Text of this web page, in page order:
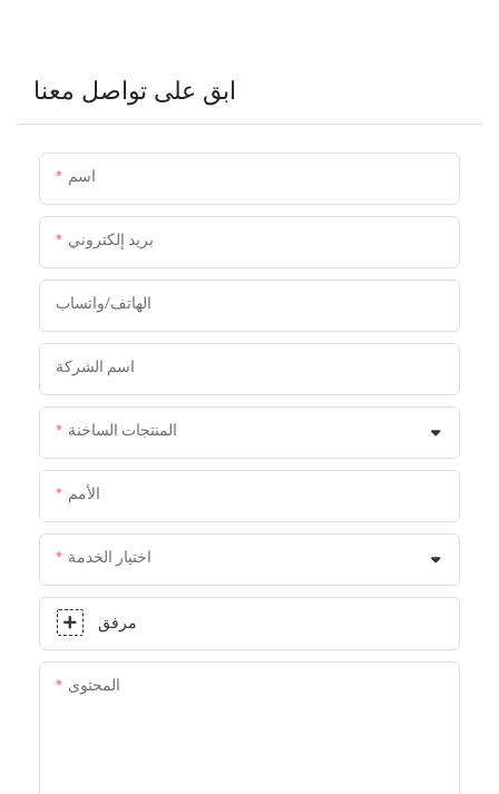
ابق على تواصل معنا
اسم
بريد إلكتروني
الهاتف/واتساب
اسم الشركة
المنتجات الساخنة
الأمم
اختيار الخدمة
مرفق
المحتوى